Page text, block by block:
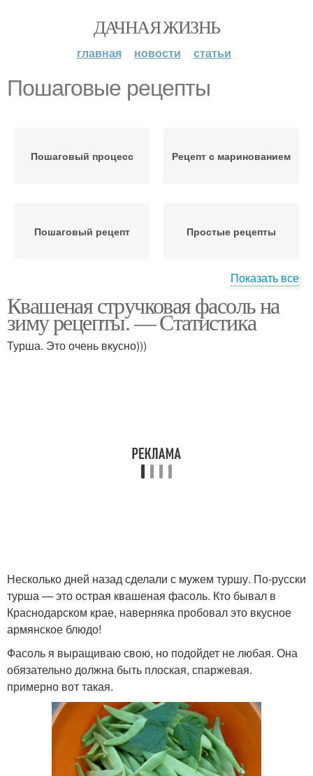
ДАЧНАЯ ЖИЗНЬ
главная новости статьи
Пошаговые рецепты
Пошаговый процесс Рецепт с маринованием
Пошаговый рецепт Простые рецепты
Рецепты с фото Классический рецепт
Рецепт на 3-литровую
Рецепты на
трехлитровую банку
Вкусные рецепты
Рецепты с пошаговыми
этапами
Показать все
Квашеная стручковая фасоль на
зиму рецепты. — Статистика
Турша. Это очень вкусно)))
Несколько дней назад сделали с мужем туршу. По-русски
турша — это острая квашеная фасоль. Кто бывал в
Краснодарском крае, наверняка пробовал это вкусное
армянское блюдо!
Фасоль я выращиваю свою, но подойдет не любая. Она
обязательно должна быть плоская, спаржевая.
примерно вот такая.